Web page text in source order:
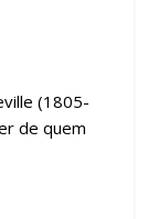
(1805-
de quem